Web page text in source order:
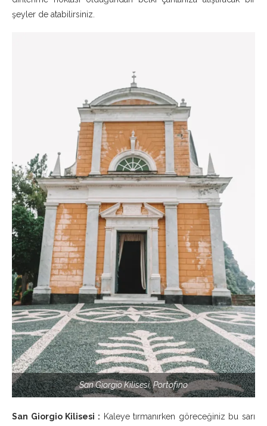
şeyler de atabilirsiniz.
San Giorgio Kilisesi, Portofino
San Giorgio Kilisesi : Kaleye tırmanırken göreceğiniz bu sarı